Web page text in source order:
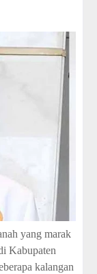
yang marak
Kabupaten
kalangan